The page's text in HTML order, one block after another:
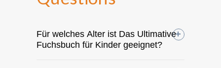
Für welches Alter ist Das Ultimative
Fuchsbuch für Kinder geeignet?